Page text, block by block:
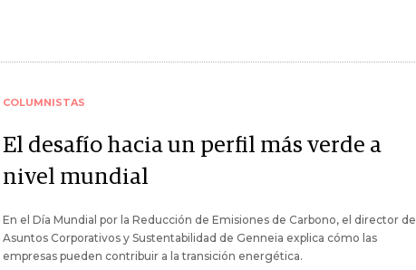
COLUMNISTAS
El desafío hacia un perfil más verde a
nivel mundial
En el Día Mundial por la Reducción de Emisiones de Carbono, el director de
Asuntos Corporativos y Sustentabilidad de Genneia explica cómo las
empresas pueden contribuir a la transición energética.